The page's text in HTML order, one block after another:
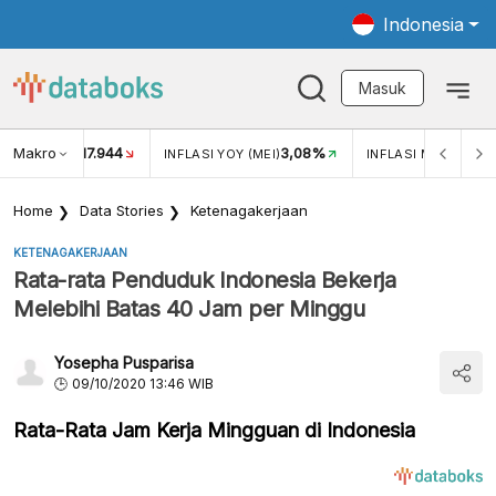
Indonesia
Masuk
Makro
USD/IDR 17.944 INFLASI YOY (MEI)3,08% INFLASI MOM (MEI)
Home Data Stories Ketenagakerjaan
KETENAGAKERJAAN
Rata-rata Penduduk Indonesia Bekerja
Melebihi Batas 40 Jam per Minggu
Yosepha Pusparisa
09/10/2020 13:46 WIB
Rata-Rata Jam Kerja Mingguan di Indonesia